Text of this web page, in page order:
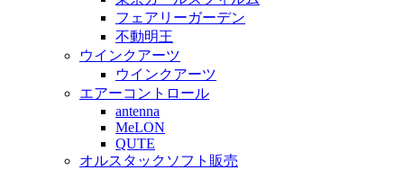
フェアリーガーデン
不動明王
ウインクアーツ
ウインクアーツ
エアーコントロール
antenna
MeLON
QUTE
オルスタックソフト販売